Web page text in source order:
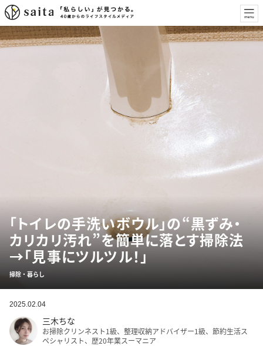
「トイレの手洗いボウル」の“黒ずみ・
カリカリ汚れ”を簡単に落とす掃除法
→「見事にツルツル！」
掃除・暮らし
2025.02.04
三木ちな
お掃除クリンネスト1級、整理収納アドバイザー1級、節約生活ス
ペシャリスト、歴20年業スーマニア